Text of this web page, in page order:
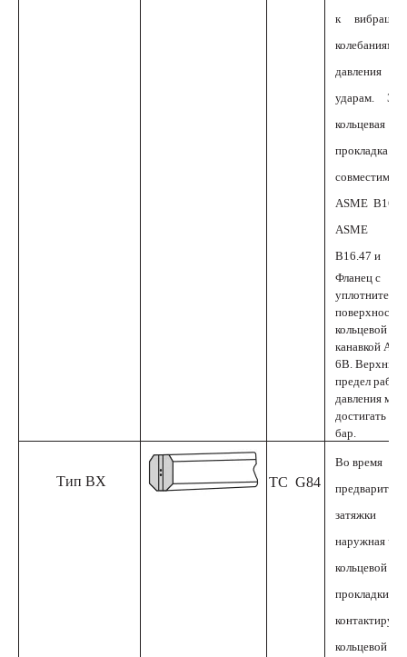
к вибрации,
колебаниям
давления и
ударам. Эта
кольцевая
прокладка
совместима с
ASME B16.5,
ASME
B16.47 и
Фланец с
кольцевой
канавкой API
6B. Верхний
предел
давления
достигать 350
бар.
Тип ВХ ТС G84
Во время
затяжки
наружная
кольцевой
прокладки BX
контактирует
кольцевой